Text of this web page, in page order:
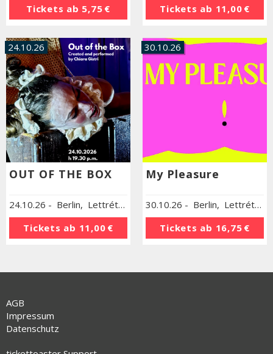
Tickets ab 5,75 €
Tickets ab 11,00 €
24.10.26
OUT OF THE BOX
24.10.26 - Berlin, Lettrétage in der Veteranenstr.
Tickets ab 11,00 €
30.10.26
My Pleasure
30.10.26 - Berlin, Lettrétage in der Veteranenstr.
Tickets ab 16,75 €
AGB
Impressum
Datenschutz